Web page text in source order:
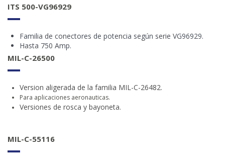
ITS 500-VG96929
Familia de conectores de potencia según serie VG96929.
Hasta 750 Amp.
MIL-C-26500
Version aligerada de la familia MIL-C-26482.
Para aplicaciones aeronauticas.
Versiones de rosca y bayoneta.
MIL-C-55116